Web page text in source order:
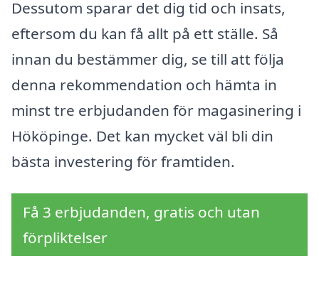
Dessutom sparar det dig tid och insats,
eftersom du kan få allt på ett ställe. Så
innan du bestämmer dig, se till att följa
denna rekommendation och hämta in
minst tre erbjudanden för magasinering i
Hököpinge. Det kan mycket väl bli din
bästa investering för framtiden.
Få 3 erbjudanden, gratis och utan
förpliktelser